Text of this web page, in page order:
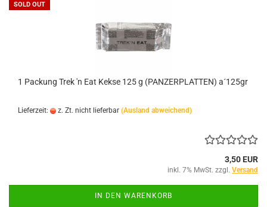
SOLD OUT
1 Packung Trek 'n Eat Kekse 125 g (PANZERPLATTEN) a´125gr
Lieferzeit: z. Zt. nicht lieferbar (Ausland abweichend)
3,50 EUR
inkl. 7% MwSt. zzgl. Versand
IN DEN WARENKORB